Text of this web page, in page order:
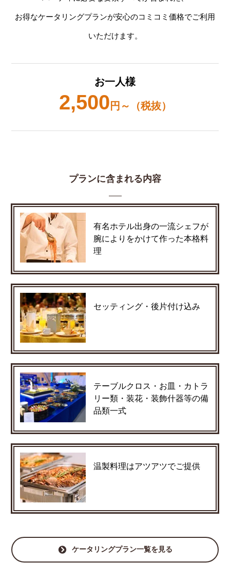
お得なケータリングプランが安心のコミコミ価格でご利用
いただけます。
お一人様
2,500 円～（税抜）
プランに含まれる内容
有名ホテル出身の一流シェフが
腕によりをかけて作った本格料
理
セッティング・後片付け込み
テーブルクロス・お皿・カトラ
リー類・装花・装飾什器等の備
品類一式
温製料理はアツアツでご提供
ケータリングプラン一覧を見る